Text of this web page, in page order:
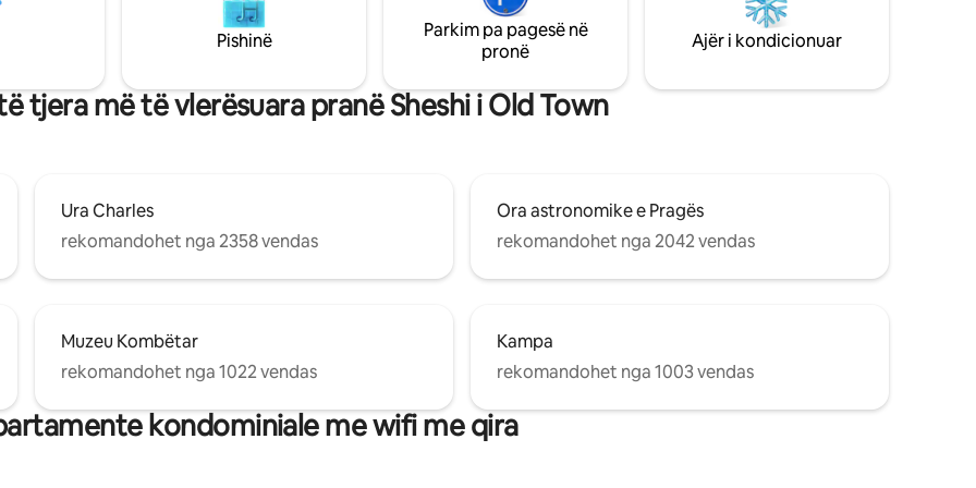
të madhe dhe tualet të
në Pragë ose për një udhëtim
qetë, një vend i rrallë për t'u çlodhur në
qendër të qytetit. Ideale për familjet,
grupet dhe udhëtarët e biznesit. Mirë se
me ashensor. Sheshi i Qytetit të Vjetër,
Sheshi Wenceslas dhe atraksione të tjera
të Qytetit të Vjetër janë hapa larg
Pishinë
Parkim pa pagesë në
pronë
Ajër i kondicionuar
tjera më të vlerësuara pranë Sheshi i Old Town
Ura Charles
rekomandohet nga 2358 vendas
Ora astronomike e Pragës
rekomandohet nga 2042 vendas
Muzeu Kombëtar
rekomandohet nga 1022 vendas
Kampa
rekomandohet nga 1003 vendas
kondominiale me wifi me qira